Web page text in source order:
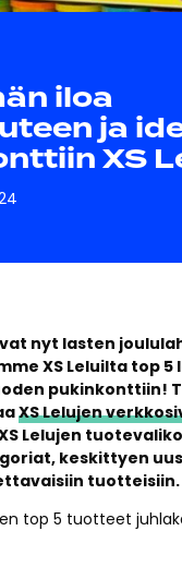
iloa
ja
XS
nyt lasten
XS Leluilta top
pukinkonttiin!
XS Lelujen
Lelujen
keskittyen
tuotteisiin.
top 5 tuotteet